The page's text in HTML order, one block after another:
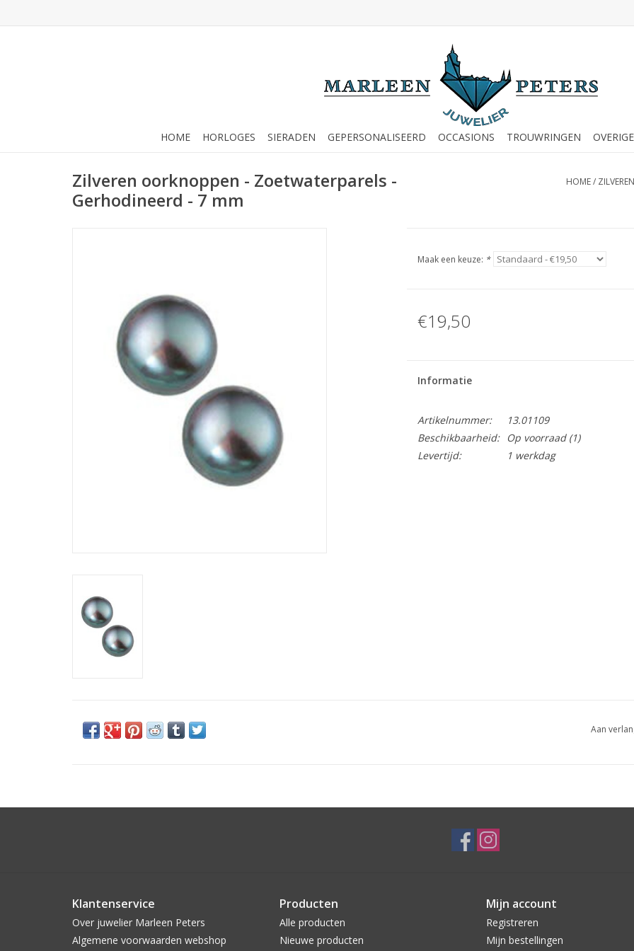
HOME HORLOGES SIERADEN GEPERSONALISEERD OCCASIONS TROUWRINGEN OVERIGE
Zilveren oorknoppen - Zoetwaterparels -
Gerhodineerd - 7 mm
HOME/
Maak een keuze: *
€19,50
Informatie
Artikelnummer:
13.01109
Beschikbaarheid:
Op voorraad(1)
Levertijd:
1 werkdag
Aan
Klantenservice
Over juwelier Marleen Peters
Algemene voorwaarden webshop
Producten
Alle producten
Nieuwe producten
Mijn account
Registreren
Mijn bestellingen